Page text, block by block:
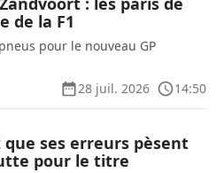
de la F1
pour le nouveau GP
28 juil. 2026
14:50
ses erreurs pèsent
pour le titre